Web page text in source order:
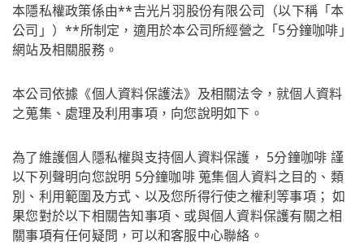
本隱私權政策係由**吉光片羽股份有限公司（以下稱「本
公司」）**所制定，適用於本公司所經營之「5分鐘咖啡」
網站及相關服務。
本公司依據《個人資料保護法》及相關法令，就個人資料
之蒐集、處理及利用事項，向您說明如下。
為了維護個人隱私權與支持個人資料保護， 5分鐘咖啡 謹
以下列聲明向您說明 5分鐘咖啡 蒐集個人資料之目的、類
別、利用範圍及方式、以及您所得行使之權利等事項； 如
果您對於以下相關告知事項、或與個人資料保護有關之相
關事項有任何疑問，可以和客服中心聯絡。